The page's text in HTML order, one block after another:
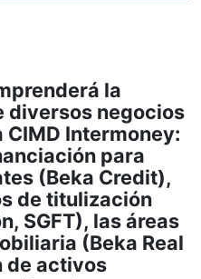
la
diversos negocios
CIMD Intermoney:
para
(Beka Credit),
de titulización
SGFT), las áreas
(Beka Real
de activos